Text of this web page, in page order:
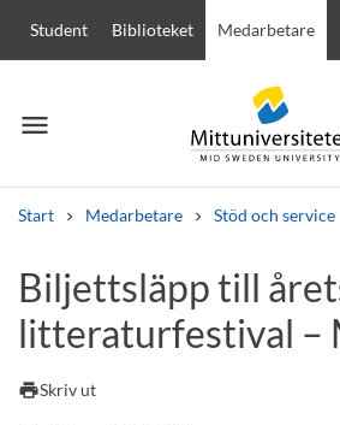
Student Biblioteket Medarbetare
menu
Meny
Start Medarbetare Stöd och service
Andra söktjänster
Kurser och program Kursplaner
Biljettsläpp till
litteraturfestival
printSkriv ut